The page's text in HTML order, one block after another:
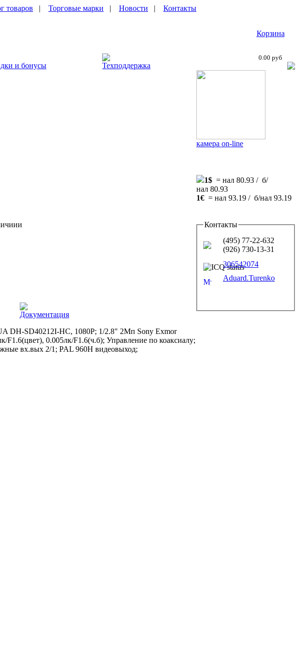
товаров | Торговые марки | Новости | Контакты
и бонусы Техподдержка
Корзина
0.00 руб
Документация
DH-SD40212I-HC, 1080P; 1/2.8" 2Mп Sony Exmor
F1.6(цвет), 0.005лк/F1.6(ч.б); Управление по коаксиалу;
вх.вых 2/1; PAL 960H видеовыход;
камера on-line
1$ = нал 80.93 / б/
нал 80.93
1€ = нал 93.19 / б/нал 93.19
Контакты
(495) 77-22-632
(926) 730-13-31
306542074
Aduard.Turenko